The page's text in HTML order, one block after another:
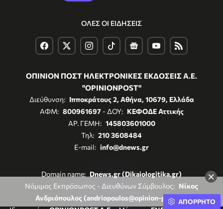
×
ΟΛΕΣ ΟΙ ΕΙΔΗΣΕΙΣ
ΟΠΙΝΙΟΝ ΠΟΣΤ ΗΛΕΚΤΡΟΝΙΚΕΣ ΕΚΔΟΣΕΙΣ Α.Ε.
"OPINIONPOST"
Διεύθυνση: Ιπποκράτους 2, Αθήνα, 10679, Ελλάδα
ΑΦΜ: 800961697- ΔΟΥ: ΚΕΦΟΔΕ Αττικής
ΑΡ. ΓΕΜΗ: 145803601000
Τηλ: 210 3608484
E-mail: info@dnews.gr
Domain name: Dnews.gr (Dikaiologitika.gr)
Νόμιμος Εκπρόσωπος - Διευθύνων Σύμβουλος: Νίκος
Ανδριόπουλος (andriopoulos@opinion-post.gr)ΑΠΟΡΡΗΤΟ